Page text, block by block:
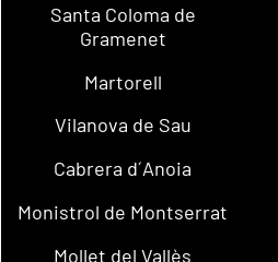
Santa Coloma de
Gramenet
Martorell
Vilanova de Sau
Cabrera d´Anoia
Monistrol de Montserrat
Mollet del Vallès